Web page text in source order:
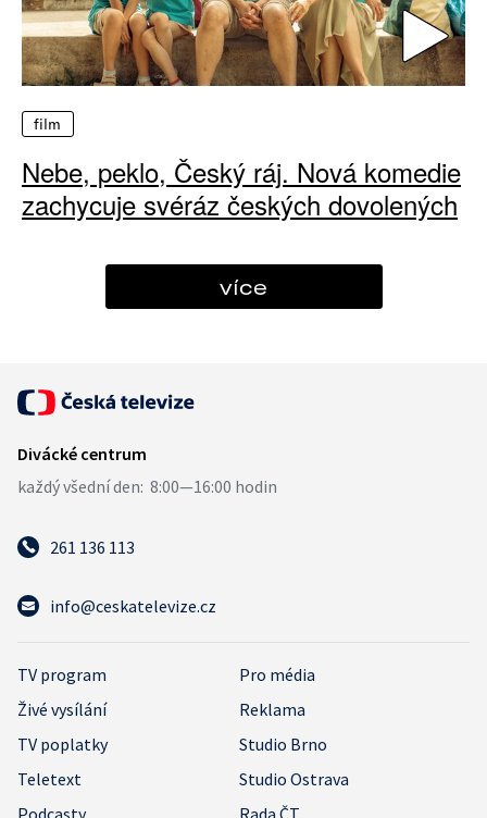
film
Nebe, peklo, Český ráj. Nová komedie
zachycuje svéráz českých dovolených
více
261 136 113
info@ceskatelevize.cz
TV program
Pro média
Živé vysílání
Reklama
TV poplatky
Studio Brno
Teletext
Studio Ostrava